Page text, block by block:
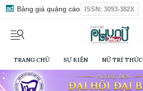
Bảng giá quảng cáo ISSN: 3093-382X
TRANG CHỦ SỰ KIỆN NỮ TRÍ THỨC